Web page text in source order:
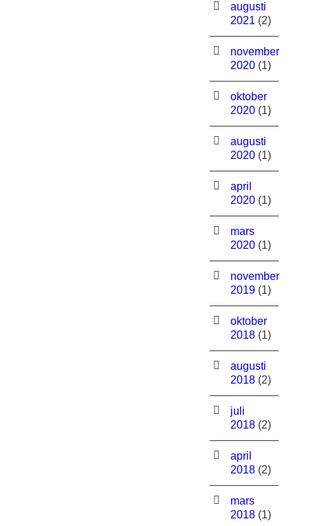
augusti
2021 (2)
november
2020 (1)
oktober
2020 (1)
augusti
2020 (1)
april
2020 (1)
mars
2020 (1)
november
2019 (1)
oktober
2018 (1)
augusti
2018 (2)
juli
2018 (2)
april
2018 (2)
mars
2018 (1)